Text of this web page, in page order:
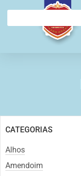
CATEGORIAS
Alhos
Amendoim